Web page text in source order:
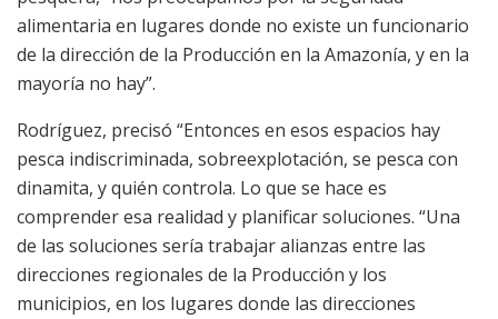
alimentaria en lugares donde no existe un funcionario
de la dirección de la Producción en la Amazonía, y en la
mayoría no hay”.
Rodríguez, precisó “Entonces en esos espacios hay
pesca indiscriminada, sobreexplotación, se pesca con
dinamita, y quién controla. Lo que se hace es
comprender esa realidad y planificar soluciones. “Una
de las soluciones sería trabajar alianzas entre las
direcciones regionales de la Producción y los
municipios, en los lugares donde las direcciones